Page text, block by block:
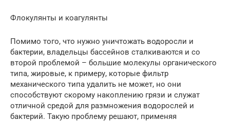
Флокулянты и коагулянты
Помимо того, что нужно уничтожать водоросли и
бактерии, владельцы бассейнов сталкиваются и со
второй проблемой – большие молекулы органического
типа, жировые, к примеру, которые фильтр
механического типа удалить не может, но они
способствуют скорому накоплению грязи и служат
отличной средой для размножения водорослей и
бактерий. Такую проблему решают, применяя